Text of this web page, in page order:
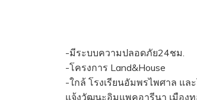
-มีระบบความปลอดภัย24ชม.
-โครงการ Land&House
-ใกล้ โรงเรียนอัมพรไพศาล แล
แจ้งวัฒนะอิมแพคอารีนา เมือง